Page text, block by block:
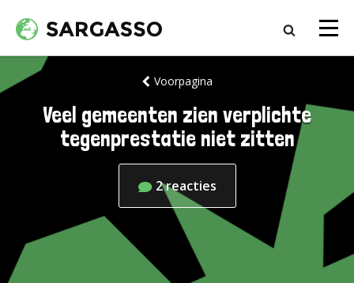
Voorpagina
Veel gemeenten zien verplichte
tegenprestatie niet zitten
2reacties